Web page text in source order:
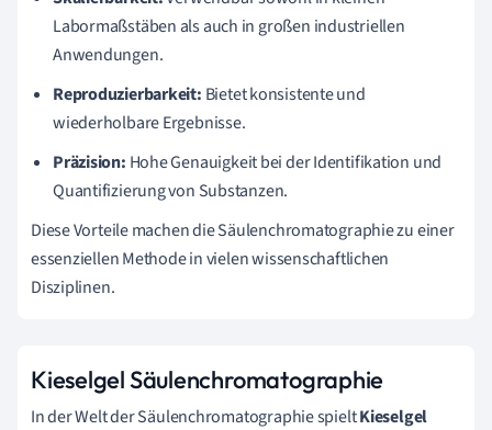
Labormaßstäben als auch in großen industriellen
Anwendungen.
Reproduzierbarkeit: Bietet konsistente und
wiederholbare Ergebnisse.
Präzision: Hohe Genauigkeit bei der Identifikation und
Quantifizierung von Substanzen.
Diese Vorteile machen die Säulenchromatographie zu einer
essenziellen Methode in vielen wissenschaftlichen
Disziplinen.
Kieselgel Säulenchromatographie
In der Welt der Säulenchromatographie spieltKieselgel